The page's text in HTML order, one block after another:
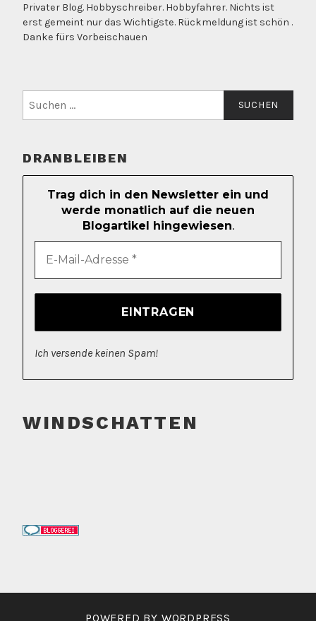
Privater Blog. Hobbyschreiber. Hobbyfahrer. Nichts ist
erst gemeint nur das Wichtigste. Rückmeldung ist schön .
Danke fürs Vorbeischauen
nach:
DRANBLEIBEN
Trag dich in den Newsletter ein und
werde monatlich auf die neuen
Blogartikel hingewiesen.
Ich versende keinen Spam!
WINDSCHATTEN
POWERED BY WORDPRESS